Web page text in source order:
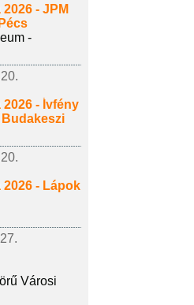
- JPM
-
2026 - Ívfény
Budakeszi
2026 - Lápok
Városi